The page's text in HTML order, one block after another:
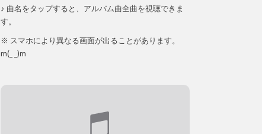
♪ 曲名をタップすると、アルバム曲全曲を視聴できま
す。
※ スマホにより異なる画面が出ることがあります。
m(_ _)m